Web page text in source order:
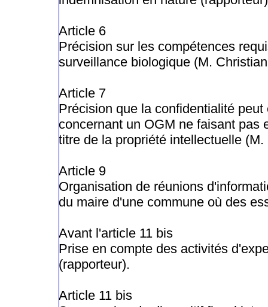
Article 6
Précision sur les compétences
surveillance biologique (M.
Article 7
Précision que la confidentialité
concernant un OGM ne faisant pas
titre de la propriété intellectuelle
Article 9
Organisation de réunions
du maire d'une commune où des
Avant l'article 11 bis
Prise en compte des activités
(rapporteur).
Article 11 bis